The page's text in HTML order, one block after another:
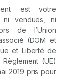
est votre
ni vendues, ni
de l’Union
(DOM et
et Liberté de
(UE)
2019 pris pour